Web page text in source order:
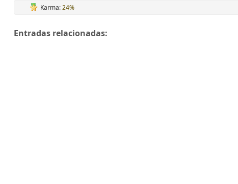
Karma:24%
Entradas relacionadas: